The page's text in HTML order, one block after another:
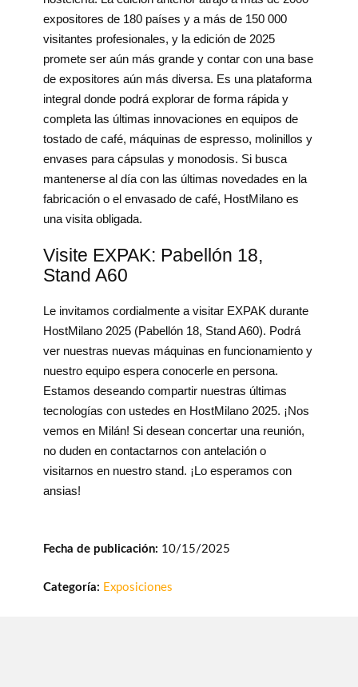
expositores de 180 países y a más de 150 000
visitantes profesionales, y la edición de 2025
promete ser aún más grande y contar con una base
de expositores aún más diversa. Es una plataforma
integral donde podrá explorar de forma rápida y
completa las últimas innovaciones en equipos de
tostado de café, máquinas de espresso, molinillos y
envases para cápsulas y monodosis. Si busca
mantenerse al día con las últimas novedades en la
fabricación o el envasado de café, HostMilano es
una visita obligada.
Visite EXPAK: Pabellón 18,
Stand A60
Le invitamos cordialmente a visitar EXPAK durante
HostMilano 2025 (Pabellón 18, Stand A60). Podrá
ver nuestras nuevas máquinas en funcionamiento y
nuestro equipo espera conocerle en persona.
Estamos deseando compartir nuestras últimas
tecnologías con ustedes en HostMilano 2025. ¡Nos
vemos en Milán! Si desean concertar una reunión,
no duden en contactarnos con antelación o
visitarnos en nuestro stand. ¡Lo esperamos con
ansias!
Fecha de publicación: 10/15/2025
Categoría: Exposiciones